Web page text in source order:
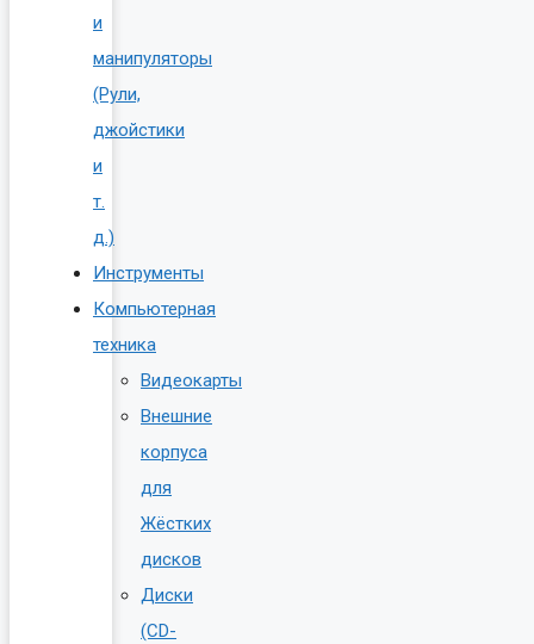
и
манипуляторы
(Рули,
джойстики
и
т.
д.)
Инструменты
Компьютерная
техника
Видеокарты
Внешние
корпуса
для
Жёстких
дисков
Диски
(CD-